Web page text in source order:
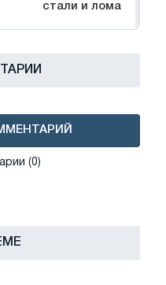
стали и лома
(0)